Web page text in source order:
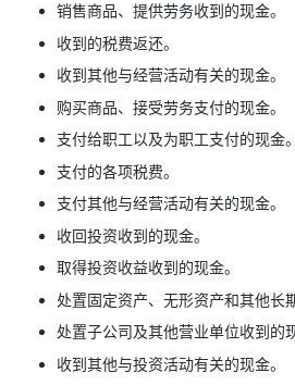
销售商品、提供劳务收到的现金。
收到的税费返还。
收到其他与经营活动有关的现金。
购买商品、接受劳务支付的现金。
支付给职工以及为职工支付的现金。
支付的各项税费。
支付其他与经营活动有关的现金。
收回投资收到的现金。
取得投资收益收到的现金。
处置固定资产、无形资产和其他长
处置子公司及其他营业单位收到的
收到其他与投资活动有关的现金。